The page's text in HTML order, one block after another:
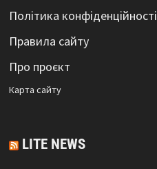
Політика конфіденційності
Правила сайту
Про проєкт
Карта сайтy
LITE NEWS